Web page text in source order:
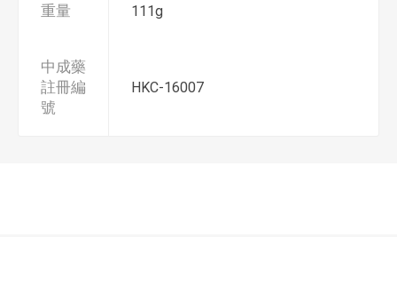
重量 111g
中成藥
註冊編
號
HKC-16007